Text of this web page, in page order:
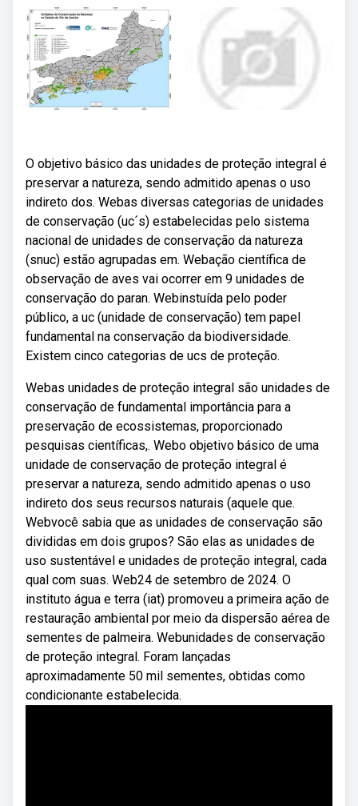
O objetivo básico das unidades de proteção integral é
preservar a natureza, sendo admitido apenas o uso
indireto dos. Webas diversas categorias de unidades
de conservação (uc´s) estabelecidas pelo sistema
nacional de unidades de conservação da natureza
(snuc) estão agrupadas em. Webação científica de
observação de aves vai ocorrer em 9 unidades de
conservação do paran. Webinstuída pelo poder
público, a uc (unidade de conservação) tem papel
fundamental na conservação da biodiversidade.
Existem cinco categorias de ucs de proteção.
Webas unidades de proteção integral são unidades de
conservação de fundamental importância para a
preservação de ecossistemas, proporcionado
pesquisas científicas,. Webo objetivo básico de uma
unidade de conservação de proteção integral é
preservar a natureza, sendo admitido apenas o uso
indireto dos seus recursos naturais (aquele que.
Webvocê sabia que as unidades de conservação são
divididas em dois grupos? São elas as unidades de
uso sustentável e unidades de proteção integral, cada
qual com suas. Web24 de setembro de 2024. O
instituto água e terra (iat) promoveu a primeira ação de
restauração ambiental por meio da dispersão aérea de
sementes de palmeira. Webunidades de conservação
de proteção integral. Foram lançadas
aproximadamente 50 mil sementes, obtidas como
condicionante estabelecida.